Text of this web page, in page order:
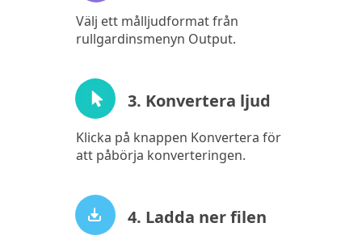
Välj ett målljudformat från
rullgardinsmenyn Output.
3. Konvertera ljud
Klicka på knappen Konvertera för
att påbörja konverteringen.
4. Ladda ner filen